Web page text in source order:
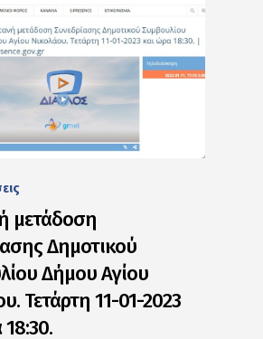
μετάδοση
Δημοτικού
Δήμου Αγίου
Τετάρτη 11-01-2023